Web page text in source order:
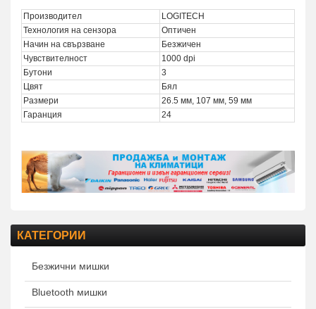
Производител
LOGITECH
Технология на сензора
Оптичен
Начин на свързване
Безжичен
Чувствителност
1000 dpi
Бутони
3
Цвят
Бял
Размери
26.5 мм, 107 мм, 59 мм
Гаранция
24
КАТЕГОРИИ
Безжични мишки
Bluetooth мишки